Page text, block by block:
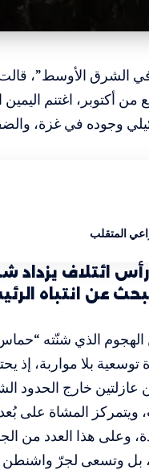
الشرق الأوسط”،
أكتوبر، اغتنم اليمين
وجوده في غزة،
المتقلب
ائتلاف يزداد
عن انتباه
الذي شنّته
تتصرف كقوة توسعية بلا مواربة،
خارج الحدود
ويتمركز المشاة على
وعلى هذا العدد من
بل وتسعى لجرّ واشنطن